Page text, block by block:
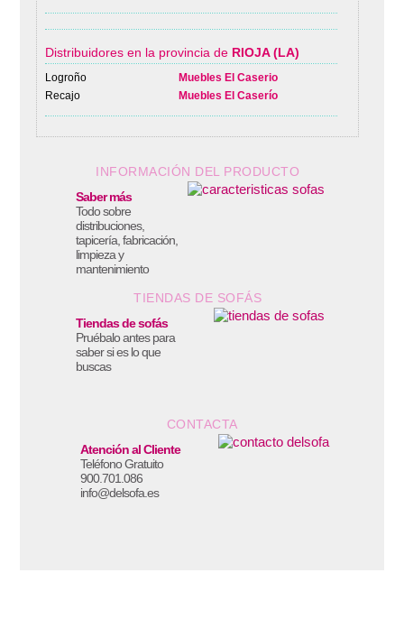
Distribuidores en la provincia de RIOJA (LA)
Logroño
Muebles El Caserio
Recajo
Muebles El Caserío
INFORMACIÓN DEL PRODUCTO
Saber más
Todo sobre
distribuciones,
tapicería, fabricación,
limpieza y
mantenimiento
TIENDAS DE SOFÁS
Tiendas de sofás
Pruébalo antes para
saber si es lo que
buscas
CONTACTA
Atención al Cliente
Teléfono Gratuito
900.701.086
info@delsofa.es